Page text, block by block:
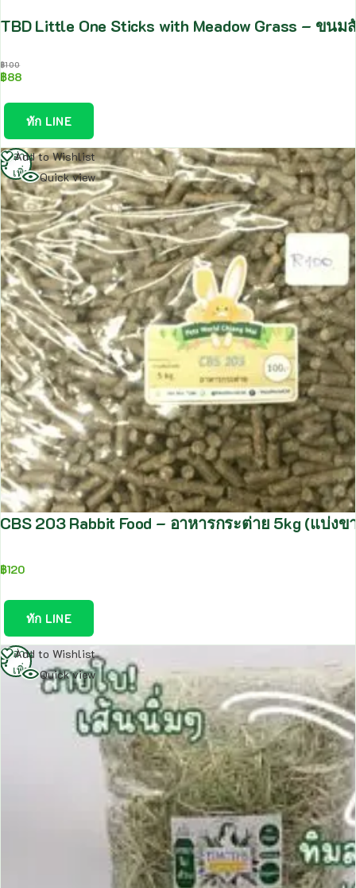
TBD Little One Sticks with Meadow Grass – ข
฿100
฿88
ทัก LINE
Add to Wishlist
Quick view
CBS 203 Rabbit Food – อาหารกระต่าย 5kg (แบ่งข
฿120
ทัก LINE
อ่าน
เพิ่ม
Add to Wishlist
Quick view
อ่าน
เพิ่ม